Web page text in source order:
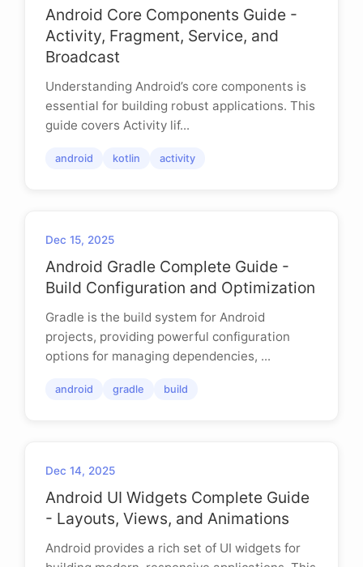
Android Core Components Guide -
Activity, Fragment, Service, and
Broadcast
Understanding Android’s core components is
essential for building robust applications. This
guide covers Activity lif...
android kotlin activity
Dec 15, 2025
Android Gradle Complete Guide -
Build Configuration and Optimization
Gradle is the build system for Android
projects, providing powerful configuration
options for managing dependencies, ...
android gradle build
Dec 14, 2025
Android UI Widgets Complete Guide
- Layouts, Views, and Animations
Android provides a rich set of UI widgets for